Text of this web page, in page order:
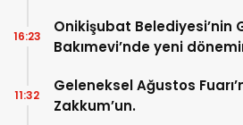
Onikişubat Belediyesi’nin
Bakımevi’nde yeni
16:23
Geleneksel Ağustos
Zakkum’un.
11:32